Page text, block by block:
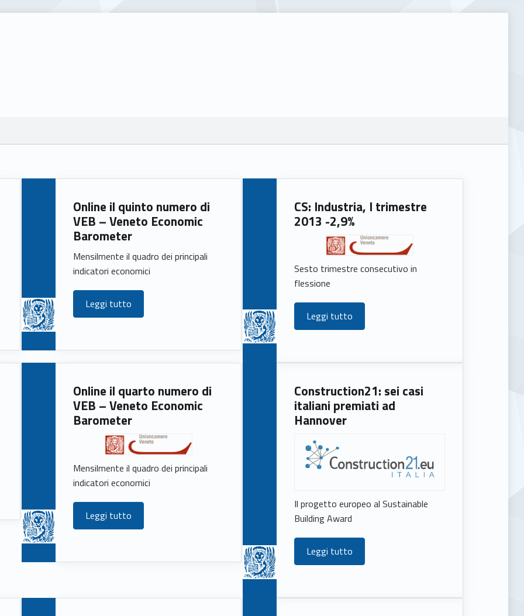
Online il quinto numero di
VEB – Veneto Economic
Barometer
Mensilmente il quadro dei principali
indicatori economici
Leggi tutto
CS: Industria, I trimestre
2013 -2,9%
Sesto trimestre consecutivo in
flessione
Leggi tutto
Online il quarto numero di
VEB – Veneto Economic
Barometer
Mensilmente il quadro dei principali
indicatori economici
Leggi tutto
Construction21: sei casi
italiani premiati ad
Hannover
Il progetto europeo al Sustainable
Building Award
Leggi tutto